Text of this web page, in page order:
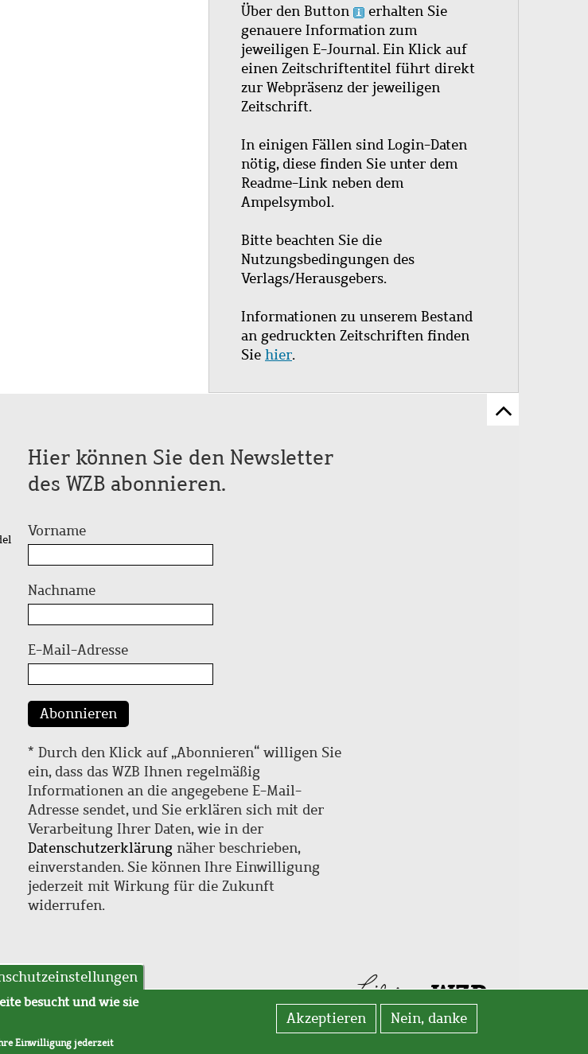
Über den Button
erhalten Sie
genauere Information zum
jeweiligen E-Journal. Ein Klick auf
einen Zeitschriftentitel führt direkt
zur Webpräsenz der jeweiligen
Zeitschrift.
In einigen Fällen sind Login-Daten
nötig, diese finden Sie unter dem
Readme-Link neben dem
Ampelsymbol.
Bitte beachten Sie die
Nutzungsbedingungen des
Verlags/Herausgebers.
Informationen zu unserem Bestand
an gedruckten Zeitschriften finden
Sie hier.
Zum
Hier können Sie den Newsletter
des WZB abonnieren.
Vorname
Nachname
E-Mail-Adresse
Abonnieren
* Durch den Klick auf „Abonnieren“ willigen Sie
ein, dass das WZB Ihnen regelmäßig
Informationen an die angegebene E-Mail-
Adresse sendet, und Sie erklären sich mit der
Verarbeitung Ihrer Daten, wie in der
Datenschutzerklärung näher beschrieben,
einverstanden. Sie können Ihre Einwilligung
jederzeit mit Wirkung für die Zukunft
widerrufen.
besucht und wie sie
Einwilligung jederzeit
Akzeptieren Nein, danke